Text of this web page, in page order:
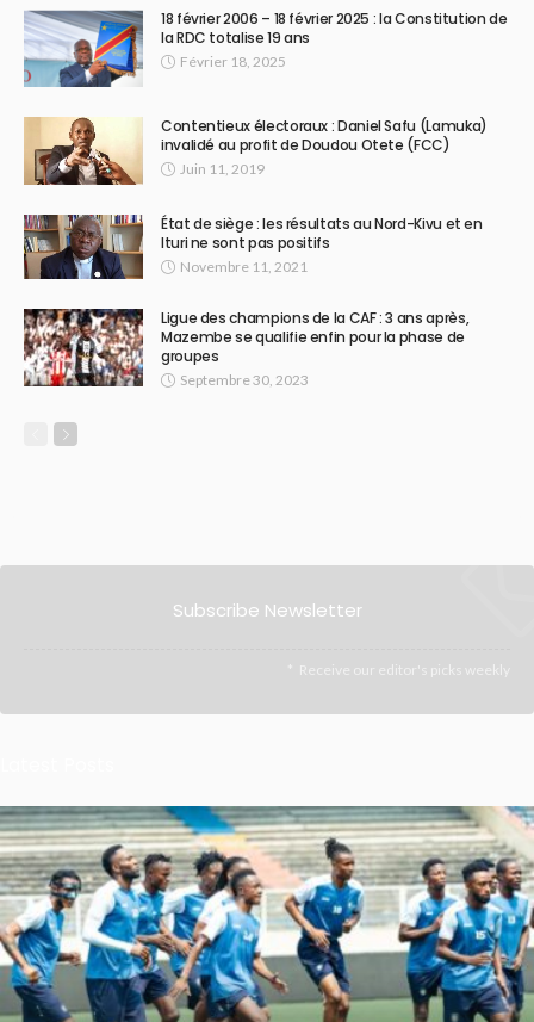
18 février 2006 – 18 février 2025 : la Constitution de
la RDC totalise 19 ans
Février 18, 2025
Contentieux électoraux : Daniel Safu (Lamuka)
invalidé au profit de Doudou Otete (FCC)
Juin 11, 2019
État de siège : les résultats au Nord-Kivu et en
Ituri ne sont pas positifs
Novembre 11, 2021
Ligue des champions de la CAF : 3 ans après,
Mazembe se qualifie enfin pour la phase de
groupes
Septembre 30, 2023
Subscribe Newsletter
Receive our editor's picks weekly